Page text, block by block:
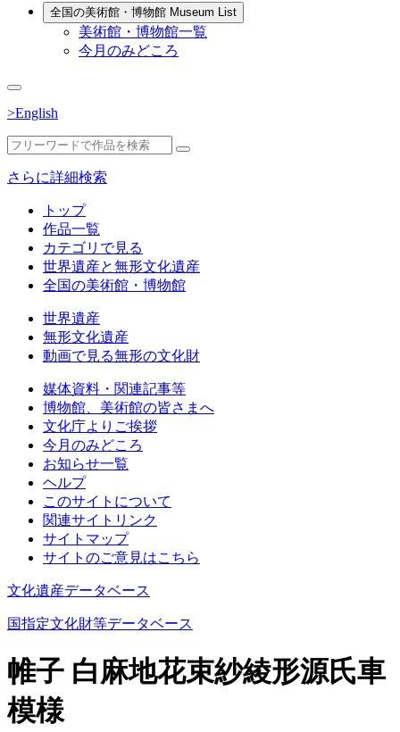
全国の美術館・博物館 Museum List
美術館・博物館一覧
今月のみどころ
>English
さらに詳細検索
トップ
作品一覧
カテゴリで見る
世界遺産と無形文化遺産
全国の美術館・博物館
世界遺産
無形文化遺産
動画で見る無形の文化財
媒体資料・関連記事等
博物館、美術館の皆さまへ
文化庁よりご挨拶
今月のみどころ
お知らせ一覧
ヘルプ
このサイトについて
関連サイトリンク
サイトマップ
サイトのご意見はこちら
文化遺産データベース
国指定文化財等データベース
帷子 白麻地花束紗綾形源氏車
模様